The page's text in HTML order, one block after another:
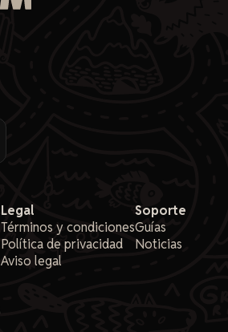
Legal
Términos y condiciones
Política de privacidad
Aviso legal
Soporte
Guías
Noticias